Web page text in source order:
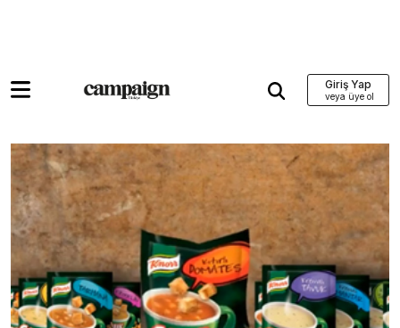
Giriş Yap